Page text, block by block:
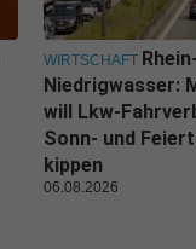
WIRTSCHAFT Rhein-
Niedrigwasser:
will Lkw-
Sonn- und
kippen
06.08.2026